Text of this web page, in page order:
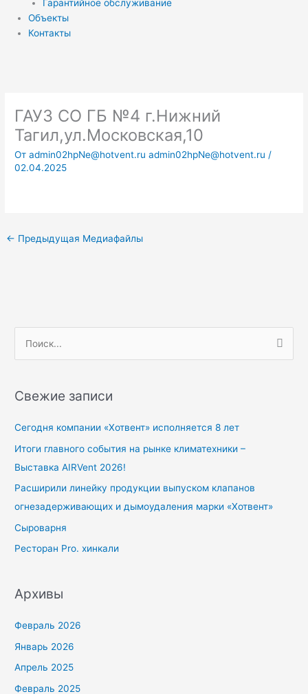
Гарантийное обслуживание
Объекты
Контакты
ГАУЗ СО ГБ №4 г.Нижний
Тагил,ул.Московская,10
Отadmin02hpNe@hotvent.ru admin02hpNe@hotvent.ru /
02.04.2025
← Предыдущая Медиафайлы
с
Свежие записи
Сегодня компании «Хотвент» исполняется 8 лет
Итоги главного события на рынке климатехники –
Выставка AIRVent 2026!
Расширили линейку продукции выпуском клапанов
огнезадерживающих и дымоудаления марки «Хотвент»
Сыроварня
Ресторан Pro. хинкали
Архивы
Февраль 2026
Январь 2026
Апрель 2025
Февраль 2025